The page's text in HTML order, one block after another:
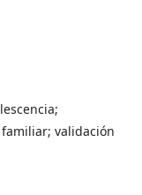
validación